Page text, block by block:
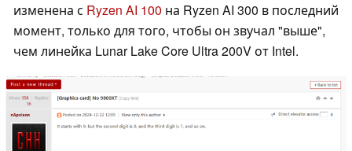
изменена с Ryzen AI 100 на Ryzen AI 300 в последний
момент, только для того, чтобы он звучал "выше",
чем линейка Lunar Lake Core Ultra 200V от Intel.